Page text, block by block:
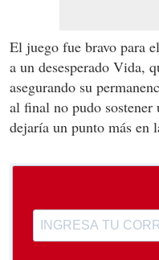
El juego fue bravo para
a un desesperado Vida,
asegurando su
al final no pudo sostener
dejaría un punto más en